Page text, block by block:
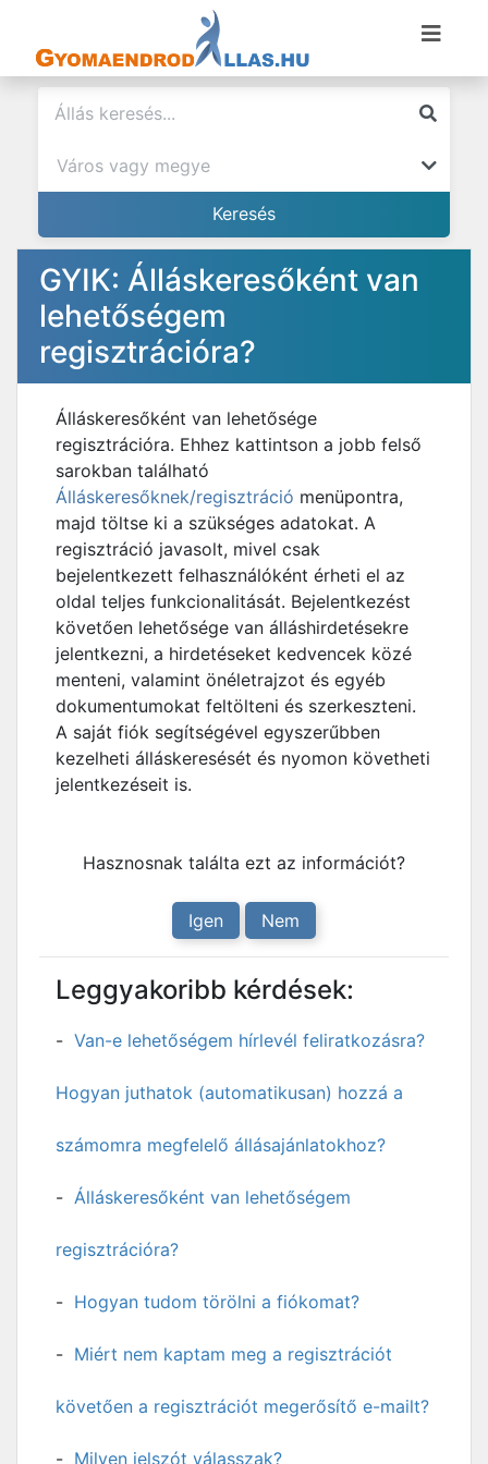
GYIK: Álláskeresőként van
lehetőségem
regisztrációra?
Álláskeresőként van lehetősége
regisztrációra. Ehhez kattintson a jobb felső
sarokban található
Álláskeresőknek/regisztráció menüpontra,
majd töltse ki a szükséges adatokat. A
regisztráció javasolt, mivel csak
bejelentkezett felhasználóként érheti el az
oldal teljes funkcionalitását. Bejelentkezést
követően lehetősége van álláshirdetésekre
jelentkezni, a hirdetéseket kedvencek közé
menteni, valamint önéletrajzot és egyéb
dokumentumokat feltölteni és szerkeszteni.
A saját fiók segítségével egyszerűbben
kezelheti álláskeresését és nyomon követheti
jelentkezéseit is.
Hasznosnak találta ezt az információt?
Igen Nem
Leggyakoribb kérdések:
Van-e lehetőségem hírlevél feliratkozásra?
Hogyan juthatok (automatikusan) hozzá a
számomra megfelelő állásajánlatokhoz?
Álláskeresőként van lehetőségem
regisztrációra?
Hogyan tudom törölni a fiókomat?
Miért nem kaptam meg a regisztrációt
követően a regisztrációt megerősítő e-mailt?
Milyen jelszót válasszak?